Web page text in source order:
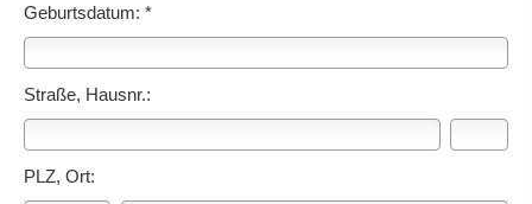
Geburts­datum: *
Straße, Hausnr.:
PLZ, Ort: